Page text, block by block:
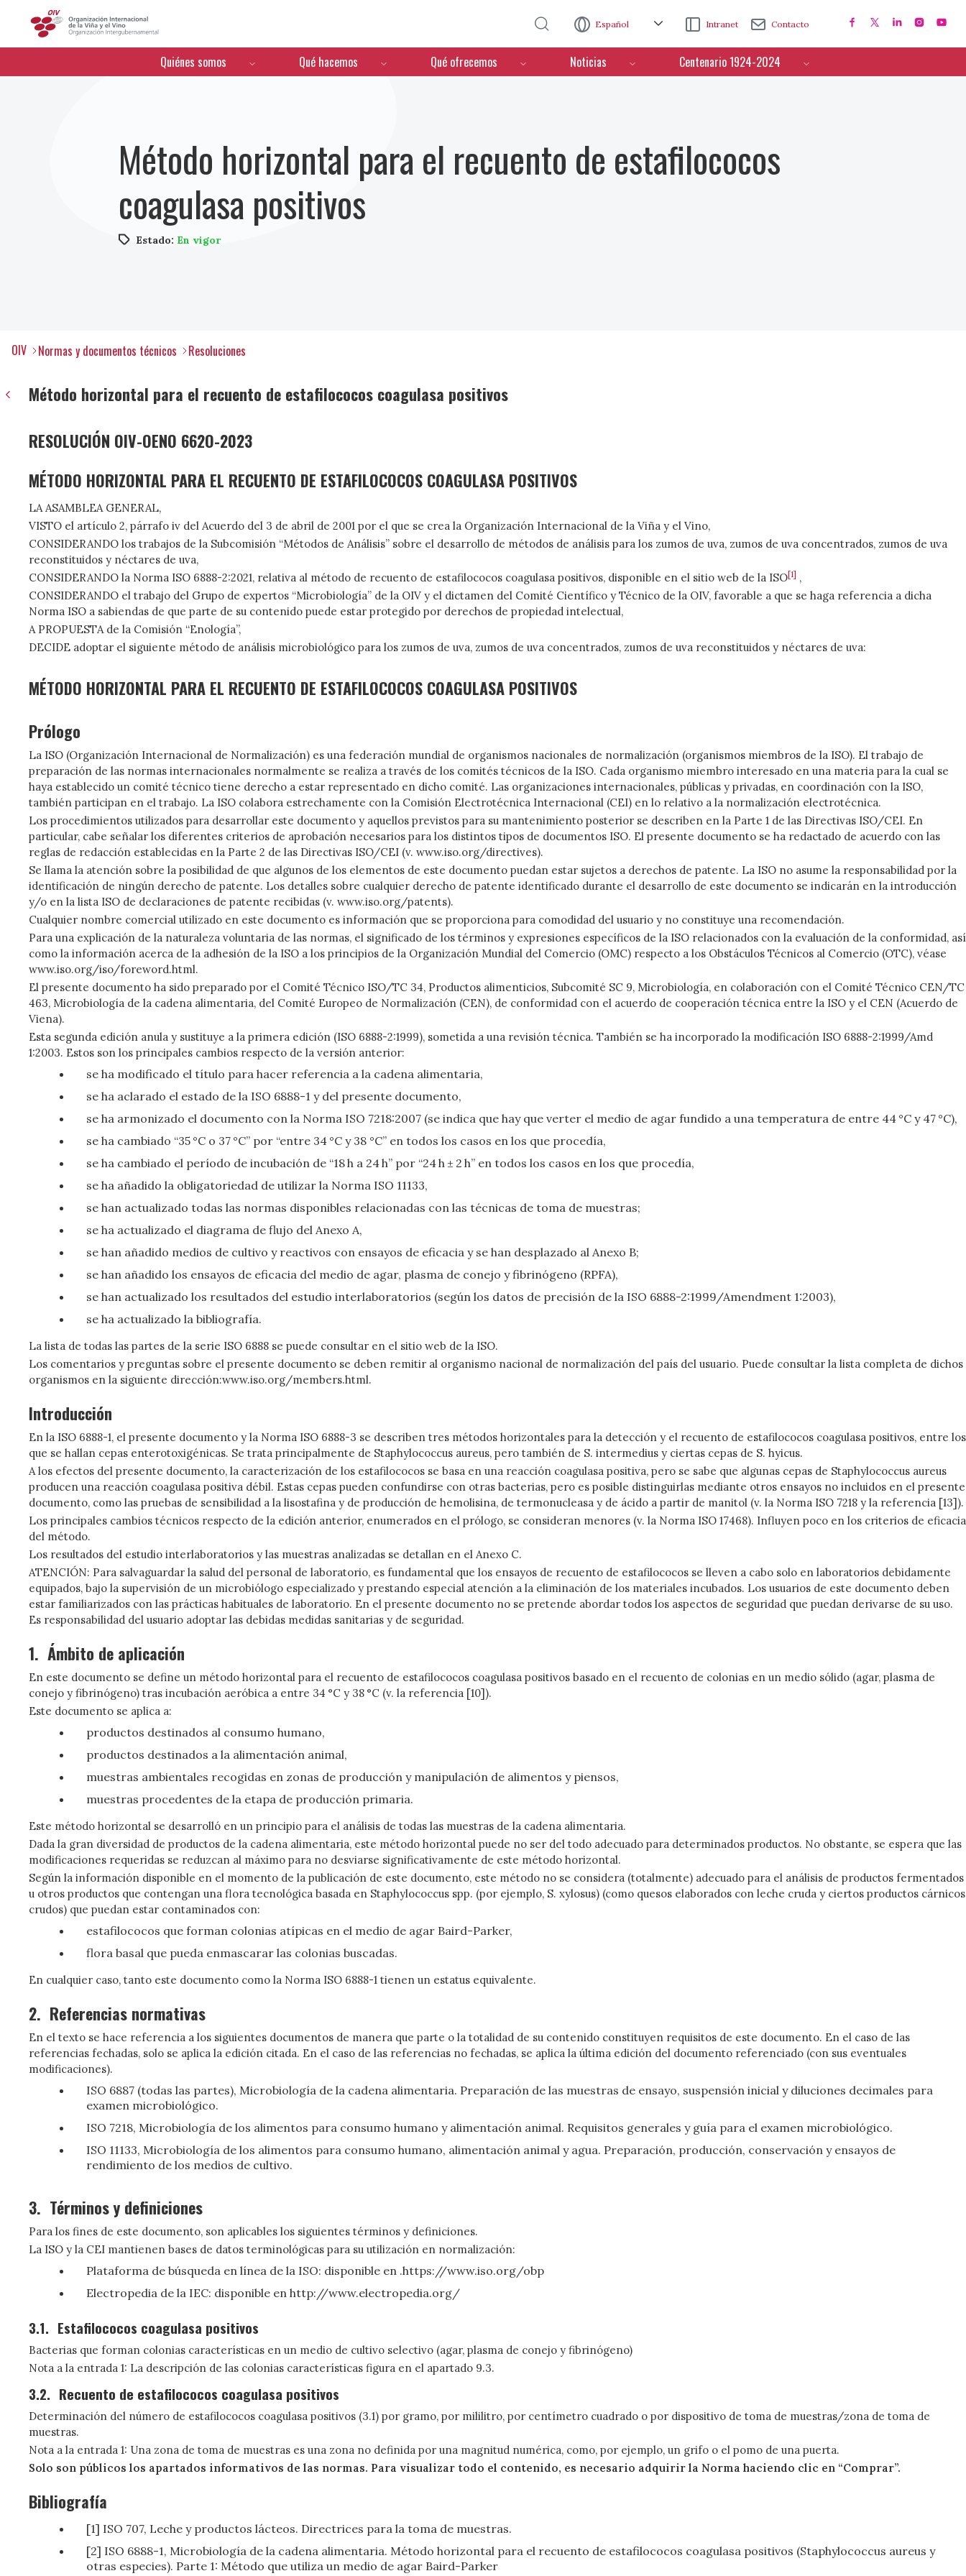
Español Intranet Contacto
Menú de navegación
Quiénes somos Qué hacemos Qué ofrecemos Noticias Centenario 1924-2024
Método horizontal para el recuento de estafilococos
coagulasa positivos
Estado: En vigor
OIV Normas y documentos técnicos Resoluciones
Método horizontal para el recuento de estafilococos coagulasa positivos
RESOLUCIÓN OIV-OENO 662O-2023
MÉTODO HORIZONTAL PARA EL RECUENTO DE ESTAFILOCOCOS COAGULASA POSITIVOS
LA ASAMBLEA GENERAL,
VISTO el artículo 2, párrafo iv del Acuerdo del 3 de abril de 2001 por el que se crea la Organización Internacional de la Viña y el Vino,
CONSIDERANDO los trabajos de la Subcomisión “Métodos de Análisis” sobre el desarrollo de métodos de análisis para los zumos de uva, zumos de uva concentrados, zumos de uva
reconstituidos y néctares de uva,
CONSIDERANDO la Norma ISO 6888-2:2021, relativa al método de recuento de estafilococos coagulasa positivos, disponible en el sitio web de la ISO[1] ,
CONSIDERANDO el trabajo del Grupo de expertos “Microbiología” de la OIV y el dictamen del Comité Científico y Técnico de la OIV, favorable a que se haga referencia a dicha
Norma ISO a sabiendas de que parte de su contenido puede estar protegido por derechos de propiedad intelectual,
A PROPUESTA de la Comisión “Enología”,
DECIDE adoptar el siguiente método de análisis microbiológico para los zumos de uva, zumos de uva concentrados, zumos de uva reconstituidos y néctares de uva:
MÉTODO HORIZONTAL PARA EL RECUENTO DE ESTAFILOCOCOS COAGULASA POSITIVOS
Prólogo
La ISO (Organización Internacional de Normalización) es una federación mundial de organismos nacionales de normalización (organismos miembros de la ISO). El trabajo de
preparación de las normas internacionales normalmente se realiza a través de los comités técnicos de la ISO. Cada organismo miembro interesado en una materia para la cual se
haya establecido un comité técnico tiene derecho a estar representado en dicho comité. Las organizaciones internacionales, públicas y privadas, en coordinación con la ISO,
también participan en el trabajo. La ISO colabora estrechamente con la Comisión Electrotécnica Internacional (CEI) en lo relativo a la normalización electrotécnica.
Los procedimientos utilizados para desarrollar este documento y aquellos previstos para su mantenimiento posterior se describen en la Parte 1 de las Directivas ISO/CEI. En
particular, cabe señalar los diferentes criterios de aprobación necesarios para los distintos tipos de documentos ISO. El presente documento se ha redactado de acuerdo con las
reglas de redacción establecidas en la Parte 2 de las Directivas ISO/CEI (v. www.iso.org/directives).
Se llama la atención sobre la posibilidad de que algunos de los elementos de este documento puedan estar sujetos a derechos de patente. La ISO no asume la responsabilidad por la
identificación de ningún derecho de patente. Los detalles sobre cualquier derecho de patente identificado durante el desarrollo de este documento se indicarán en la introducción
y/o en la lista ISO de declaraciones de patente recibidas (v. www.iso.org/patents).
Cualquier nombre comercial utilizado en este documento es información que se proporciona para comodidad del usuario y no constituye una recomendación.
Para una explicación de la naturaleza voluntaria de las normas, el significado de los términos y expresiones específicos de la ISO relacionados con la evaluación de la conformidad, así
como la información acerca de la adhesión de la ISO a los principios de la Organización Mundial del Comercio (OMC) respecto a los Obstáculos Técnicos al Comercio (OTC), véase
www.iso.org/iso/foreword.html.
El presente documento ha sido preparado por el Comité Técnico ISO/TC 34, Productos alimenticios, Subcomité SC 9, Microbiología, en colaboración con el Comité Técnico CEN/TC
463, Microbiología de la cadena alimentaria, del Comité Europeo de Normalización (CEN), de conformidad con el acuerdo de cooperación técnica entre la ISO y el CEN (Acuerdo de
Viena).
Esta segunda edición anula y sustituye a la primera edición (ISO 6888-2:1999), sometida a una revisión técnica. También se ha incorporado la modificación ISO 6888-2:1999/Amd
1:2003. Estos son los principales cambios respecto de la versión anterior:
se ha modificado el título para hacer referencia a la cadena alimentaria,
se ha aclarado el estado de la ISO 6888-1 y del presente documento,
se ha armonizado el documento con la Norma ISO 7218:2007 (se indica que hay que verter el medio de agar fundido a una temperatura de entre 44 °C y 47 °C),
se ha cambiado “35 °C o 37 °C” por “entre 34 °C y 38 °C” en todos los casos en los que procedía,
se ha cambiado el período de incubación de “18 h a 24 h” por “24 h ± 2 h” en todos los casos en los que procedía,
se ha añadido la obligatoriedad de utilizar la Norma ISO 11133,
se han actualizado todas las normas disponibles relacionadas con las técnicas de toma de muestras;
se ha actualizado el diagrama de flujo del Anexo A,
se han añadido medios de cultivo y reactivos con ensayos de eficacia y se han desplazado al Anexo B;
se han añadido los ensayos de eficacia del medio de agar, plasma de conejo y fibrinógeno (RPFA),
se han actualizado los resultados del estudio interlaboratorios (según los datos de precisión de la ISO 6888-2:1999/Amendment 1:2003),
se ha actualizado la bibliografía.
La lista de todas las partes de la serie ISO 6888 se puede consultar en el sitio web de la ISO.
Los comentarios y preguntas sobre el presente documento se deben remitir al organismo nacional de normalización del país del usuario. Puede consultar la lista completa de dichos
organismos en la siguiente dirección:www.iso.org/members.html.
Introducción
En la ISO 6888-1, el presente documento y la Norma ISO 6888-3 se describen tres métodos horizontales para la detección y el recuento de estafilococos coagulasa positivos, entre los
que se hallan cepas enterotoxigénicas. Se trata principalmente de Staphylococcus aureus, pero también de S. intermedius y ciertas cepas de S. hyicus.
A los efectos del presente documento, la caracterización de los estafilococos se basa en una reacción coagulasa positiva, pero se sabe que algunas cepas de Staphylococcus aureus
producen una reacción coagulasa positiva débil. Estas cepas pueden confundirse con otras bacterias, pero es posible distinguirlas mediante otros ensayos no incluidos en el presente
documento, como las pruebas de sensibilidad a la lisostafina y de producción de hemolisina, de termonucleasa y de ácido a partir de manitol (v. la Norma ISO 7218 y la referencia [13]).
Los principales cambios técnicos respecto de la edición anterior, enumerados en el prólogo, se consideran menores (v. la Norma ISO 17468). Influyen poco en los criterios de eficacia
del método.
Los resultados del estudio interlaboratorios y las muestras analizadas se detallan en el Anexo C.
ATENCIÓN: Para salvaguardar la salud del personal de laboratorio, es fundamental que los ensayos de recuento de estafilococos se lleven a cabo solo en laboratorios debidamente
equipados, bajo la supervisión de un microbiólogo especializado y prestando especial atención a la eliminación de los materiales incubados. Los usuarios de este documento deben
estar familiarizados con las prácticas habituales de laboratorio. En el presente documento no se pretende abordar todos los aspectos de seguridad que puedan derivarse de su uso.
Es responsabilidad del usuario adoptar las debidas medidas sanitarias y de seguridad.
1. Ámbito de aplicación
En este documento se define un método horizontal para el recuento de estafilococos coagulasa positivos basado en el recuento de colonias en un medio sólido (agar, plasma de
conejo y fibrinógeno) tras incubación aeróbica a entre 34 °C y 38 °C (v. la referencia [10]).
Este documento se aplica a:
productos destinados al consumo humano,
productos destinados a la alimentación animal,
muestras ambientales recogidas en zonas de producción y manipulación de alimentos y piensos,
muestras procedentes de la etapa de producción primaria.
Este método horizontal se desarrolló en un principio para el análisis de todas las muestras de la cadena alimentaria.
Dada la gran diversidad de productos de la cadena alimentaria, este método horizontal puede no ser del todo adecuado para determinados productos. No obstante, se espera que las
modificaciones requeridas se reduzcan al máximo para no desviarse significativamente de este método horizontal.
Según la información disponible en el momento de la publicación de este documento, este método no se considera (totalmente) adecuado para el análisis de productos fermentados
u otros productos que contengan una flora tecnológica basada en Staphylococcus spp. (por ejemplo, S. xylosus) (como quesos elaborados con leche cruda y ciertos productos cárnicos
crudos) que puedan estar contaminados con:
estafilococos que forman colonias atípicas en el medio de agar Baird-Parker,
flora basal que pueda enmascarar las colonias buscadas.
En cualquier caso, tanto este documento como la Norma ISO 6888-1 tienen un estatus equivalente.
2. Referencias normativas
En el texto se hace referencia a los siguientes documentos de manera que parte o la totalidad de su contenido constituyen requisitos de este documento. En el caso de las
referencias fechadas, solo se aplica la edición citada. En el caso de las referencias no fechadas, se aplica la última edición del documento referenciado (con sus eventuales
modificaciones).
ISO 6887 (todas las partes), Microbiología de la cadena alimentaria. Preparación de las muestras de ensayo, suspensión inicial y diluciones decimales para
examen microbiológico.
ISO 7218, Microbiología de los alimentos para consumo humano y alimentación animal. Requisitos generales y guía para el examen microbiológico.
ISO 11133, Microbiología de los alimentos para consumo humano, alimentación animal y agua. Preparación, producción, conservación y ensayos de
rendimiento de los medios de cultivo.
3. Términos y definiciones
Para los fines de este documento, son aplicables los siguientes términos y definiciones.
La ISO y la CEI mantienen bases de datos terminológicas para su utilización en normalización:
Plataforma de búsqueda en línea de la ISO: disponible en .https://www.iso.org/obp
Electropedia de la IEC: disponible en http://www.electropedia.org/
3.1. Estafilococos coagulasa positivos
Bacterias que forman colonias características en un medio de cultivo selectivo (agar, plasma de conejo y fibrinógeno)
Nota a la entrada 1: La descripción de las colonias características figura en el apartado 9.3.
3.2. Recuento de estafilococos coagulasa positivos
Determinación del número de estafilococos coagulasa positivos (3.1) por gramo, por mililitro, por centímetro cuadrado o por dispositivo de toma de muestras/zona de toma de
muestras.
Nota a la entrada 1: Una zona de toma de muestras es una zona no definida por una magnitud numérica, como, por ejemplo, un grifo o el pomo de una puerta.
Solo son públicos los apartados informativos de las normas. Para visualizar todo el contenido, es necesario adquirir la Norma haciendo clic en “Comprar”.
Bibliografía
[1] ISO 707, Leche y productos lácteos. Directrices para la toma de muestras.
[2] ISO 6888-1, Microbiología de la cadena alimentaria. Método horizontal para el recuento de estafilococos coagulasa positivos (Staphylococcus aureus y
otras especies). Parte 1: Método que utiliza un medio de agar Baird-Parker